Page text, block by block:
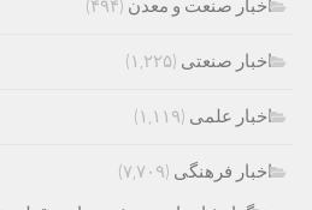
اخبار صنعت و معدن (۴۹۴)
اخبار صنعتی (۱,۲۲۵)
اخبار علمی (۱,۱۱۹)
اخبار فرهنگی (۷,۷۰۹)